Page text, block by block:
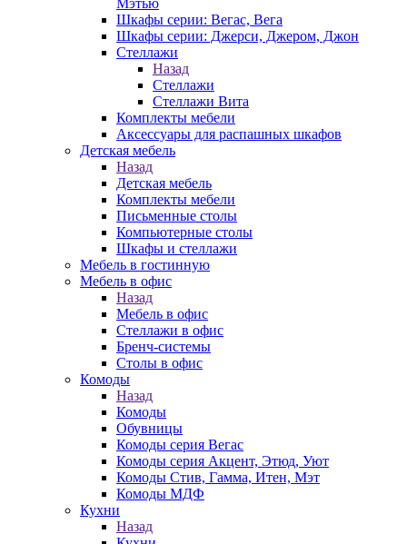
Мэтью
Шкафы серии: Вегас, Вега
Шкафы серии: Джерси, Джером, Джон
Стеллажи
Назад
Стеллажи
Стеллажи Вита
Комплекты мебели
Аксессуары для распашных шкафов
Детская мебель
Назад
Детская мебель
Комплекты мебели
Письменные столы
Компьютерные столы
Шкафы и стеллажи
Мебель в гостинную
Мебель в офис
Назад
Мебель в офис
Стеллажи в офис
Бренч-системы
Столы в офис
Комоды
Назад
Комоды
Обувницы
Комоды серия Вегас
Комоды серия Акцент, Этюд, Уют
Комоды Стив, Гамма, Итен, Мэт
Комоды МДФ
Кухни
Назад